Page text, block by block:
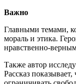
Важно
Главными темами,
мораль и этика.
нравственно-
Также автор
Рассказ